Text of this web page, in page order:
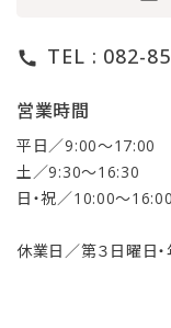
call TEL : 082-
営業時間
平日／9:00〜17:00
土／9:30〜16:30
日・祝／10:00〜16:00
休業日／第３日曜日